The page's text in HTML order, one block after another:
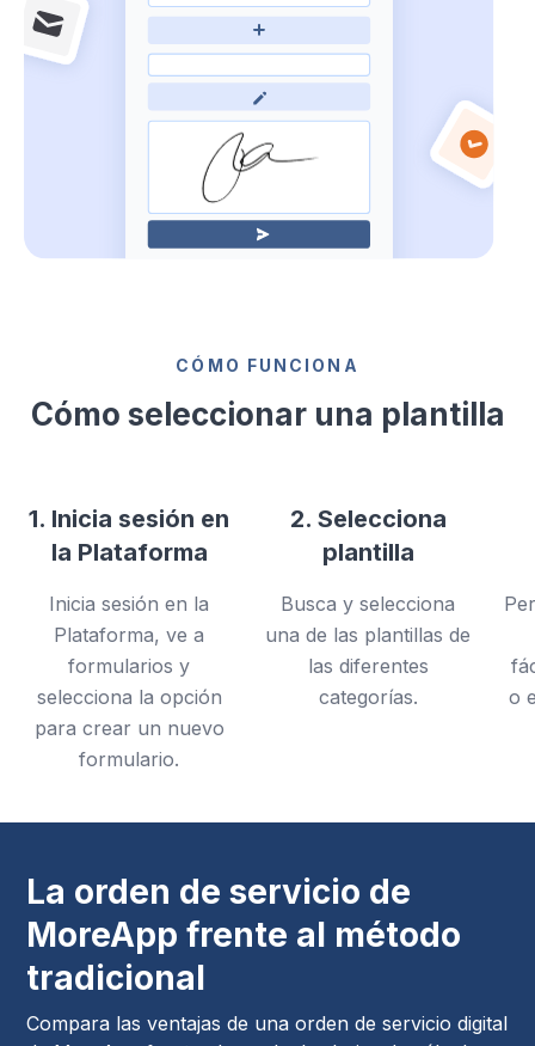
CÓMO FUNCIONA
Cómo seleccionar una plantilla
1. Inicia sesión en
la Plataforma
Inicia sesión en la
Plataforma, ve a
formularios y
selecciona la opción
para crear un nuevo
formulario.
2. Selecciona
plantilla
Busca y selecciona
una de las plantillas de
las diferentes
categorías.
o
La orden de servicio de
MoreApp frente al método
tradicional
Compara las ventajas de una orden de servicio digital